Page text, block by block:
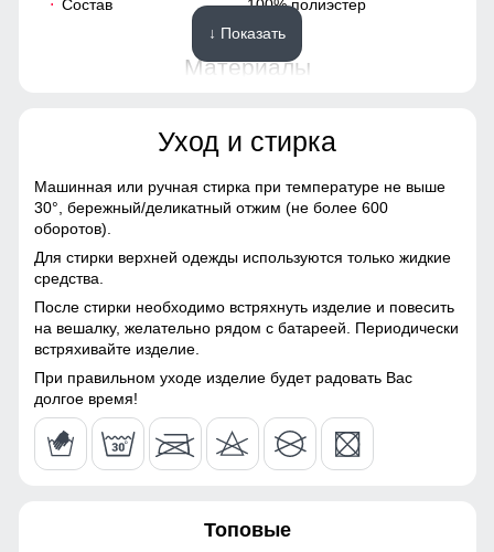
Это лучший помощник для влагоотведения и она
обязательно должна присутствовать в горнолыжном
мембранном комбинезоне.Во время интенсивного
передвижения можно расстегнуть молнии, чтобы Вы не
потели, а во время отдыха или нахождения в лагере —
закрыть, чтобы сохранить тепло, если идет речь о
холодном времени года.
Несъемный ветрозащитный капюшон
Капюшон надежно защищает от различных внешних
факторов, таких как снег, дождь, ветер.
40
Таблица размеров брюк
Состав 100% полиэстер
Материалы
материалы, Натуральные
материалы, Полиэстер,
Экологичные материалы
комбинезона
Mesh
Материал подкладки
капюшона
TW - сетка Air Mesh
Материал подкладки
воротника
Флис
Особенность ткани
Плотная мембранная
ткань
↓ Показать
Уход и стирка
Машинная или ручная стирка при температуре не выше
30°, бережный/деликатный отжим (не более 600
оборотов).
Для стирки верхней одежды используются только жидкие
средства.
После стирки необходимо встряхнуть изделие и повесить
на вешалку, желательно рядом с батареей. Периодически
встряхивайте изделие.
При правильном уходе изделие будет радовать Вас
долгое время!
Топовые